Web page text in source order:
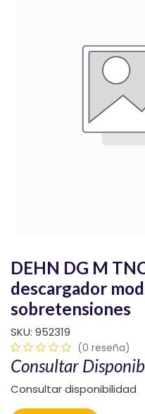
DEHN DG M
descargador
sobretensiones
SKU: 952319
(0 reseña)
Consultar
Consultar disponibilidad